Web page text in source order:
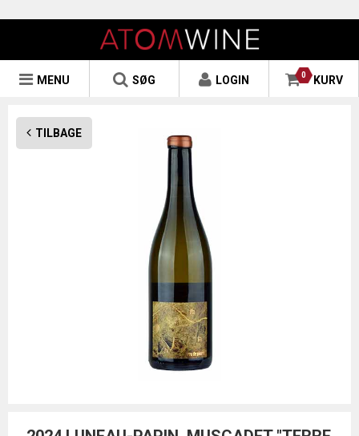
0 KURV
LOGIN
SØG
MENU
TILBAGE